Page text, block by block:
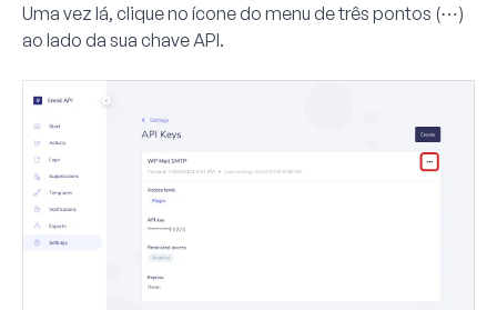
Uma vez lá, clique no ícone do menu de três pontos (⋯)
ao lado da sua chave API.